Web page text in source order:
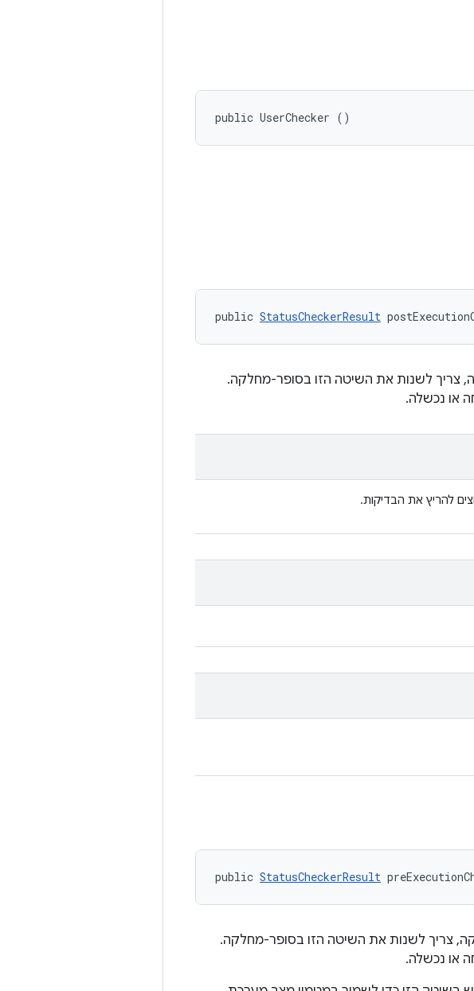
public UserChecker ()
public StatusCheckerResult
צריך לשנות את השיטה הזו בסופר-מחלקה.
או נכשלה.
להריץ את הבדיקות.
public StatusCheckerResult
צריך לשנות את השיטה הזו בסופר-מחלקה.
או נכשלה.